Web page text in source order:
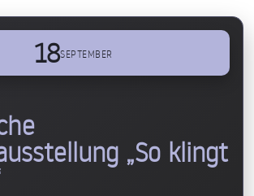
18SEPTEMBER
„So klingt